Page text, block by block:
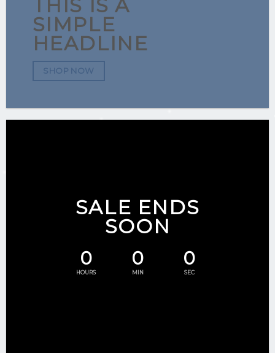
THIS IS A
SIMPLE
HEADLINE
SHOP NOW
SALE ENDS
SOON
0
HOURS
0
MIN
0
SEC